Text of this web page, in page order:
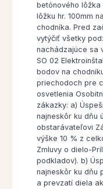
betónového lôžka
lôžku hr. 100mm
chodníka. Pred
vytýčiť všetky
nachádzajúce sa
SO 02
bodov na
priechodoch pre
osvetlenia
zákazky: a)
najneskôr ku dňu
obstarávateľovi
výške 10 % z
Zmluvy o dielo-
podkladov). b)
najneskôr ku dňu
a prevzatí diela